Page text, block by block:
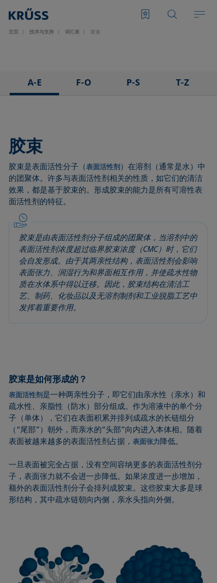
主页 技术与支持 词汇表 胶束
A-E
吸附系数
前进角
ASTM D 971
基线
气泡压力张力仪
圆法
圆锥曲线法
受束座滴法
接触角
CMC和表面活性剂浓度
临界表面张力
去润湿
扩散系数
动态接触角
动态表面张力
乳剂
状态方程
Extended Fowkes法
F-O
发泡剂
Fowkes法
高宽法
滞后角
界面流变，表面流变
拉普拉斯压力
液体针头
莲花效应
弯月面法
吴氏法
Zisman法
胶束
微乳剂
P-S
多项式法
后退角
脱环法
棒法
滚动角
粗糙度
座滴法
旋转滴张力仪
铺展
铺展系数
滴重计
静态接触角
静态表面张力
表面自由能
表面张力
表面活性
表面活性剂
T-Z
顶视距离法
Washburn法
韦伯数
润湿性
润湿长度
润湿剂
Wilhelmy板法
粘附功
内聚功
杨拉普拉斯拟合
杨氏方程
胶束
胶束是表面活性分子（表面活性剂）在溶剂（通常是水）中
的团聚体。许多与表面活性剂相关的性质，如它们的清洁
效果，都是基于胶束的。形成胶束的能力是所有可溶性表
面活性剂的特征。
胶束是由表面活性剂分子组成的团聚体，当溶剂中的
表面活性剂浓度超过临界胶束浓度（CMC）时，它们
会自发形成。由于其两亲性结构，表面活性剂会影响
表面张力、润湿行为和界面相互作用，并使疏水性物
质在水体系中得以迁移。因此，胶束结构在清洁工
艺、制药、化妆品以及无溶剂制剂和工业脱脂工艺中
发挥着重要作用。
胶束是如何形成的？
表面活性剂是一种两亲性分子，即它们由亲水性（亲水）和
疏水性、亲脂性（防水）部分组成。作为溶液中的单个分
子（单体），它们在表面积累并排列成疏水的长链组分
（“尾部”）朝外，而亲水的“头部”向内进入本体相。随着
表面被越来越多的表面活性剂占据，表面张力降低。
一旦表面被完全占据，没有空间容纳更多的表面活性剂分
子，表面张力就不会进一步降低。如果浓度进一步增加，
额外的表面活性剂分子会排列成胶束。这些胶束大多是球
形结构，其中疏水链朝向内侧，亲水头指向外侧。